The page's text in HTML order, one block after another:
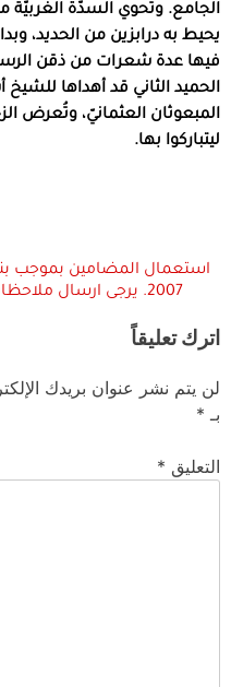
الجامع. وتحوي السدّة الغربيّة
يحيط به درابزين من الحديد،
فيها عدة شعرات من ذقن
الحميد الثاني قد أهداها
المبعوثان العثمانيّ، وتُعرض
ليتباركوا بها.
2007. يرجى ارسال ملاحظات لـ akkanet.net@gmail.com
اترك تعليقاً
لن يتم نشر عنوان بريدك
بـ *
التعليق *